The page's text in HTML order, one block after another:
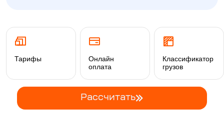
Тарифы
Онлайн
оплата
Классификатор
грузов
Рассчитать